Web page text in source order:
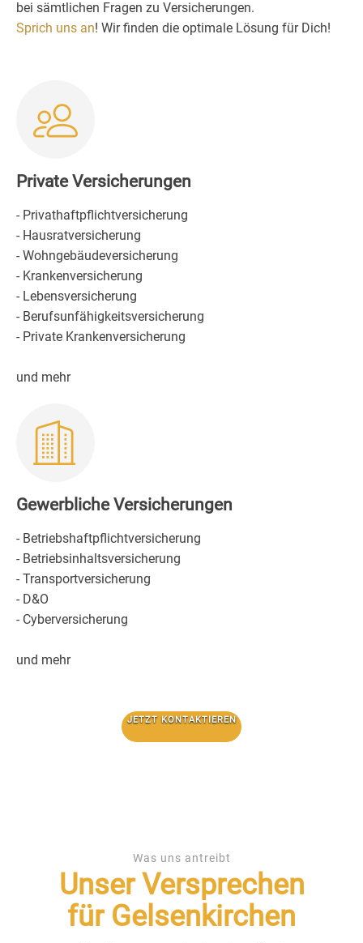
bei sämtlichen Fragen zu Versicherungen.
Sprich uns an! Wir finden die optimale Lösung für Dich!
Private Versicherungen
- Privathaftpflichtversicherung
- Hausratversicherung
- Wohngebäudeversicherung
- Krankenversicherung
- Lebensversicherung
- Berufsunfähigkeitsversicherung
- Private Krankenversicherung
und mehr
Gewerbliche Versicherungen
- Betriebshaftpflichtversicherung
- Betriebsinhaltsversicherung
- Transportversicherung
- D&O
- Cyberversicherung
und mehr
JETZT KONTAKTIEREN
Was uns antreibt
Unser Versprechen
für Gelsenkirchen